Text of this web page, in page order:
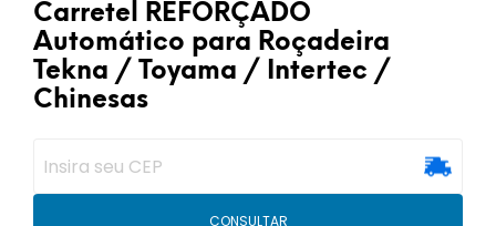
Carretel REFORÇADO
Automático para Roçadeira
Tekna / Toyama / Intertec /
Chinesas
CONSULTAR